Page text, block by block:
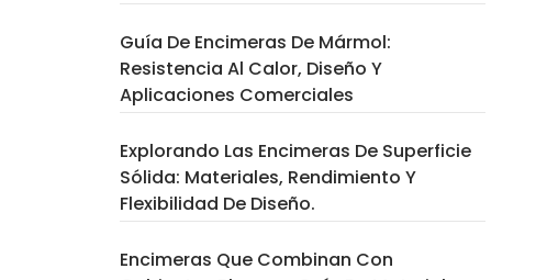
Guía De Encimeras De Mármol:
Resistencia Al Calor, Diseño Y
Aplicaciones Comerciales
Explorando Las Encimeras De Superficie
Sólida: Materiales, Rendimiento Y
Flexibilidad De Diseño.
Encimeras Que Combinan Con